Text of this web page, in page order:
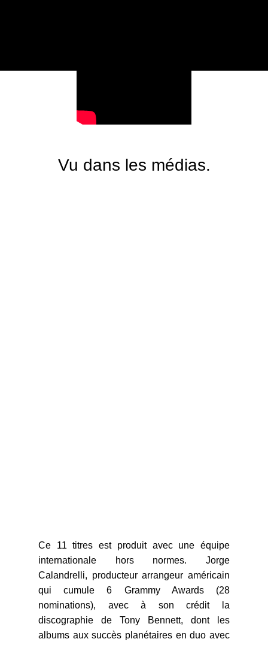
Vu dans les médias.
Ce 11 titres est produit avec une équipe
internationale hors normes. Jorge
Calandrelli, producteur arrangeur américain
qui cumule 6 Grammy Awards (28
nominations), avec à son crédit la
discographie de Tony Bennett, dont les
albums aux succès planétaires en duo avec